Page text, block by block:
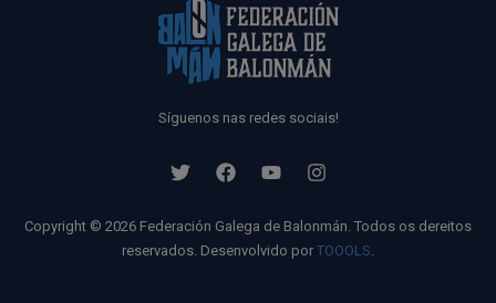
Síguenos nas redes sociais!
Copyright © 2026 Federación Galega de Balonmán. Todos os dereitos
reservados. Desenvolvido por TOOOLS